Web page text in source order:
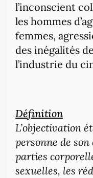
l’inconscient
les hommes
femmes,
des inégalités
l’industrie du
Définition
L’objectivation
personne de son
parties
sexuelles, les